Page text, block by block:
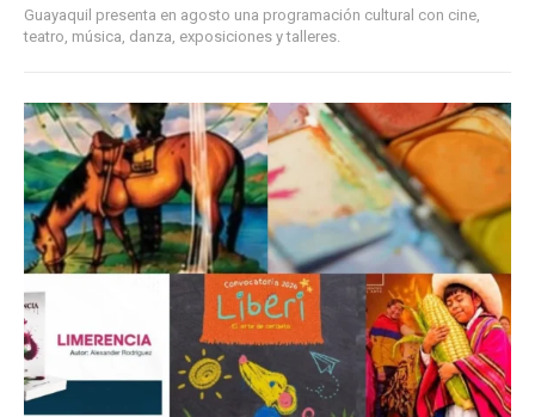
Guayaquil presenta en agosto una programación cultural con cine,
teatro, música, danza, exposiciones y talleres.